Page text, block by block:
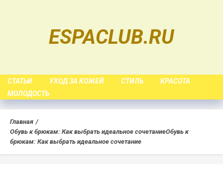
ESPACLUB.RU
СТАТЬИ УХОД ЗА КОЖЕЙ СТИЛЬ
КРАСОТА
МОЛОДОСТЬ
Главная
Обувь к брюкам: Как выбрать идеальное сочетаниеОбувь к
брюкам: Как выбрать идеальное сочетание